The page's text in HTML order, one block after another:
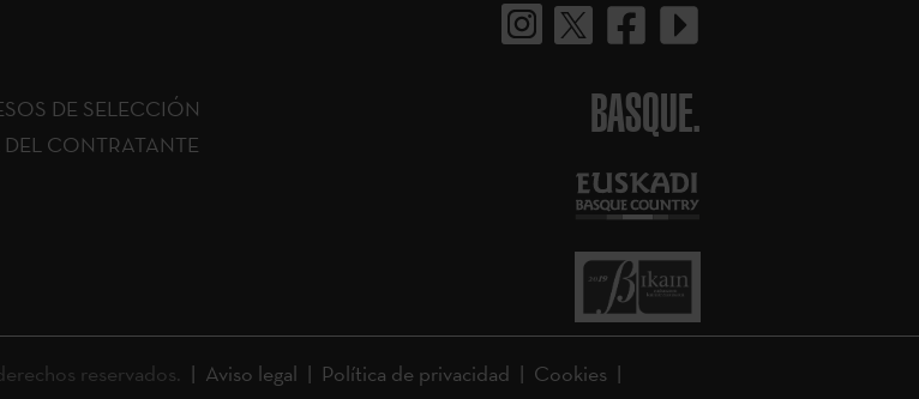
DE SELECCIÓN
DEL CONTRATANTE
BASQUE.
reservados. Aviso legal Política de privacidad
Cookies